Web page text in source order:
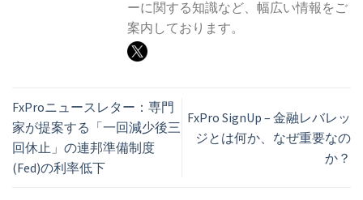
ーに関する知識など、幅広い情報をご
案内しております。
FxProニュースレター：専門
家が提案する「一回減少後三
回休止」の連邦準備制度
(Fed)の利率低下
FxPro SignUp – 金融レバレッ
ジとは何か、なぜ重要なの
か？